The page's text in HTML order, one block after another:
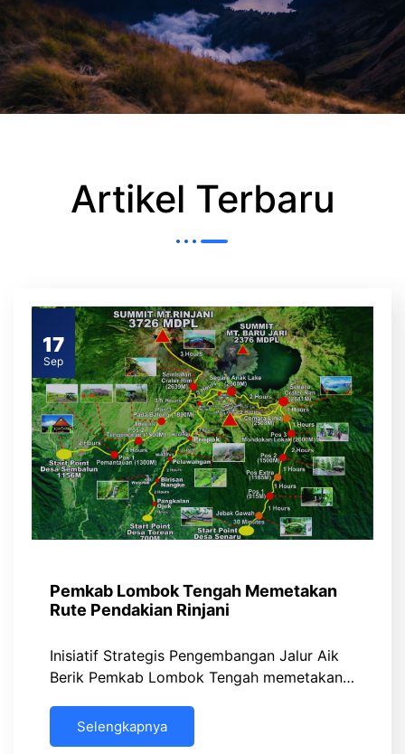
Artikel Terbaru
17
Sep
Pemkab Lombok Tengah Memetakan
Rute Pendakian Rinjani
Inisiatif Strategis Pengembangan Jalur Aik
Berik Pemkab Lombok Tengah memetakan…
Selengkapnya